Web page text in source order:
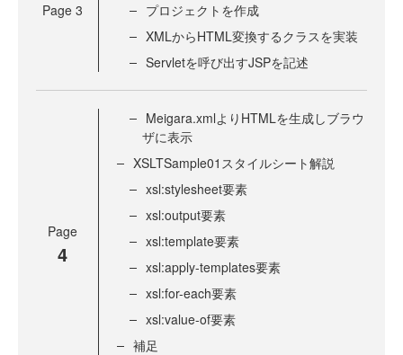
Page 3
プロジェクトを作成
XMLからHTML変換するクラスを実装
Servletを呼び出すJSPを記述
Page
4
Meigara.xmlよりHTMLを生成しブラウ
ザに表示
XSLTSample01スタイルシート解説
xsl:stylesheet要素
xsl:output要素
xsl:template要素
xsl:apply-templates要素
xsl:for-each要素
xsl:value-of要素
補足